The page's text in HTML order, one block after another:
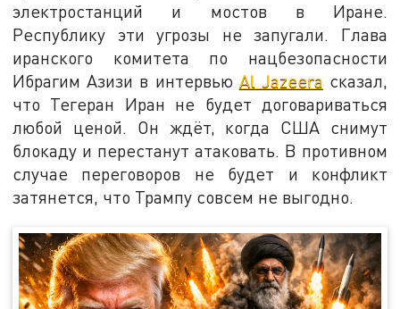
электростанций и мостов в Иране.
Республику эти угрозы не запугали. Глава
иранского комитета по нацбезопасности
Ибрагим Азизи в интервью Al Jazeera сказал,
что Тегеран Иран не будет договариваться
любой ценой. Он ждёт, когда США снимут
блокаду и перестанут атаковать. В противном
случае переговоров не будет и конфликт
затянется, что Трампу совсем не выгодно.